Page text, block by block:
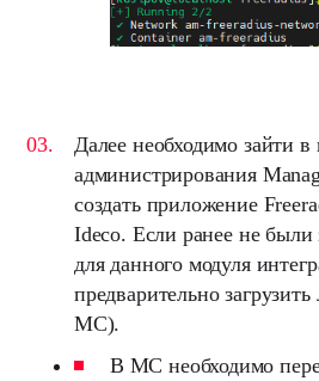
Далее необходимо зайти в
администрирования
создать приложение
Ideco. Если ранее не
для данного модуля
предварительно
MC).
В MC необходимо